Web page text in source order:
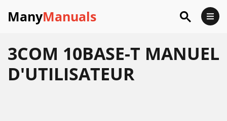
ManyManuals
3COM 10BASE-T MANUEL
D'UTILISATEUR